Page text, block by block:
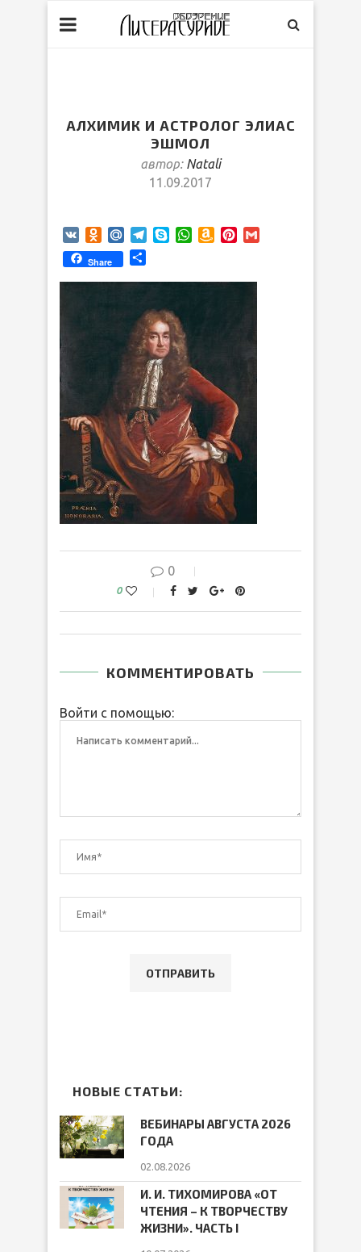
АЛХИМИК И АСТРОЛОГ ЭЛИАС
ЭШМОЛ
автор: Natali
11.09.2017
VK Odnoklassniki
Mail.RuTelegram
SkypeWhatsApp
AmazonPinterest
Share
0
0
КОММЕНТИРОВАТЬ
Войти с помощью:
НОВЫЕ СТАТЬИ:
ВЕБИНАРЫ АВГУСТА 2026
ГОДА
02.08.2026
И. И. ТИХОМИРОВА «ОТ
ЧТЕНИЯ – К ТВОРЧЕСТВУ
ЖИЗНИ». ЧАСТЬ I